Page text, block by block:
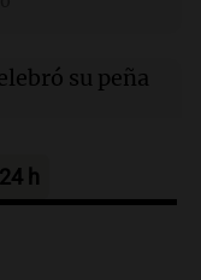
de funciones
en su
su peña
Mendoza:
h